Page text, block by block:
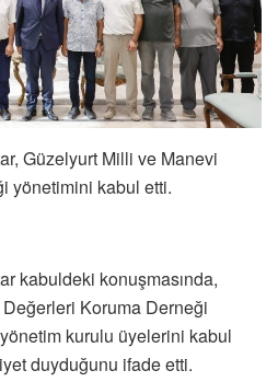
Güzelyurt Milli ve Manevi
yönetimini kabul etti.
kabuldeki konuşmasında,
Koruma Derneği
kurulu üyelerini kabul
duyduğunu ifade etti.